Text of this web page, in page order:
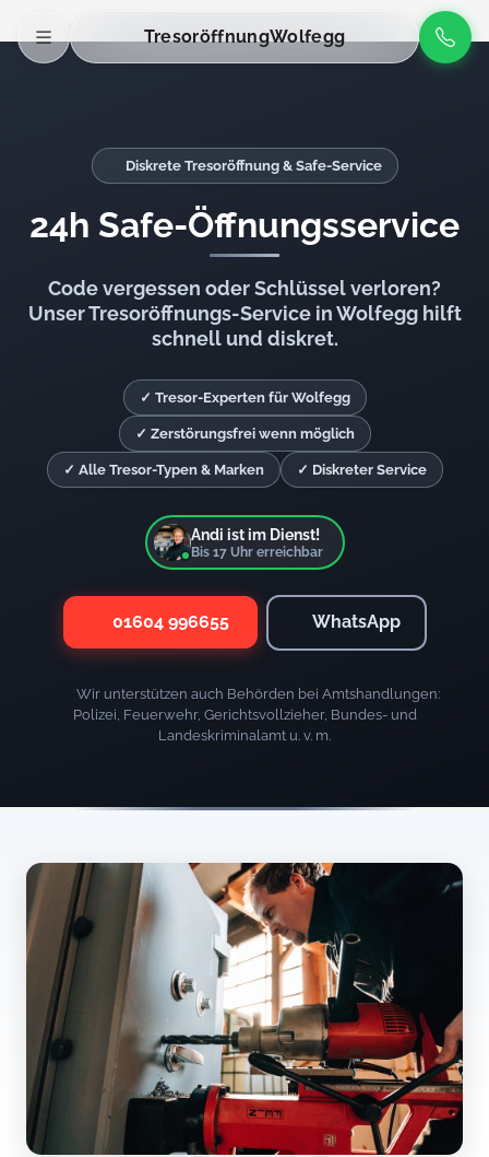
TresoröffnungWolfegg
Diskrete Tresoröffnung & Safe-Service
24h Safe-Öffnungsservice
Code vergessen oder Schlüssel verloren?
Unser Tresoröffnungs-Service in Wolfegg hilft
schnell und diskret.
✓ Tresor-Experten für Wolfegg
✓ Zerstörungsfrei wenn möglich
✓ Alle Tresor-Typen & Marken ✓ Diskreter Service
Andi ist im Dienst!
Bis 17Uhr erreichbar
01604 996655 WhatsApp
Wir unterstützen auch Behörden bei Amtshandlungen:
Polizei, Feuerwehr, Gerichtsvollzieher, Bundes- und
Landeskriminalamt u. v. m.